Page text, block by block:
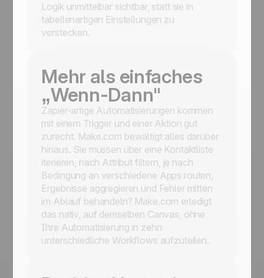
Logik unmittelbar sichtbar, statt sie in
tabellenartigen Einstellungen zu
verstecken.
Mehr als einfaches
„Wenn-Dann"
Zapier-artige Automatisierungen kommen
mit einem Trigger und einer Aktion gut
zurecht. Make.com bewältigt alles darüber
hinaus. Sie müssen über eine Kontaktliste
iterieren, nach Attribut filtern, je nach
Bedingung an verschiedene Apps routen,
Ergebnisse aggregieren und Fehler mitten
im Ablauf behandeln? Make.com erledigt
das nativ, auf demselben Canvas, ohne
Ihre Automatisierung in zehn
unterschiedliche Workflows aufzuteilen.